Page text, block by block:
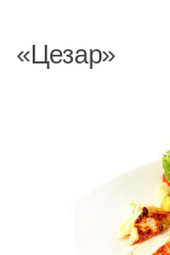
«Цезар»